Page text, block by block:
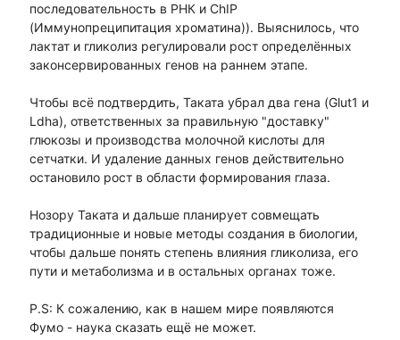
последовательность в РНК и ChIP
(Иммунопреципитация хроматина)). Выяснилось, что
лактат и гликолиз регулировали рост определённых
законсервированных генов на раннем этапе.
Чтобы всё подтвердить, Таката убрал два гена (Glut1 и
Ldha), ответственных за правильную "доставку"
глюкозы и производства молочной кислоты для
сетчатки. И удаление данных генов действительно
остановило рост в области формирования глаза.
Нозору Таката и дальше планирует совмещать
традиционные и новые методы создания в биологии,
чтобы дальше понять степень влияния гликолиза, его
пути и метаболизма и в остальных органах тоже.
P.S: К сожалению, как в нашем мире появляются
Фумо - наука сказать ещё не может.